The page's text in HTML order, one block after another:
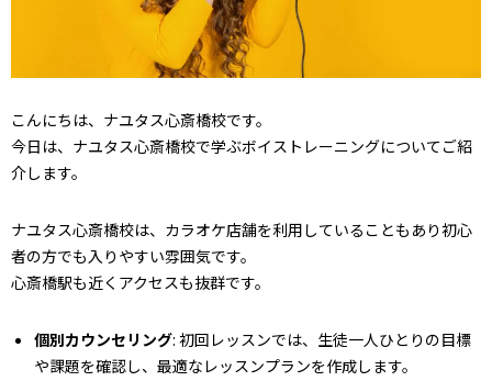
こんにちは、ナユタス心斎橋校です。
今日は、ナユタス心斎橋校で学ぶボイストレーニングについてご紹
介します。
ナユタス心斎橋校は、カラオケ店舗を利用していることもあり初心
者の方でも入りやすい雰囲気です。
心斎橋駅も近くアクセスも抜群です。
個別カウンセリング: 初回レッスンでは、生徒一人ひとりの目標
や課題を確認し、最適なレッスンプランを作成します。